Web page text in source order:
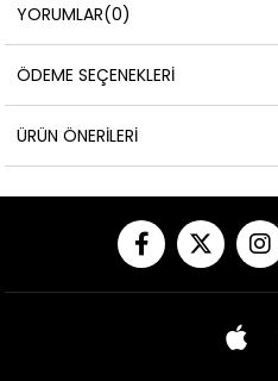
YORUMLAR(0)
ÖDEME SEÇENEKLERI
ÜRÜN ÖNERILERI